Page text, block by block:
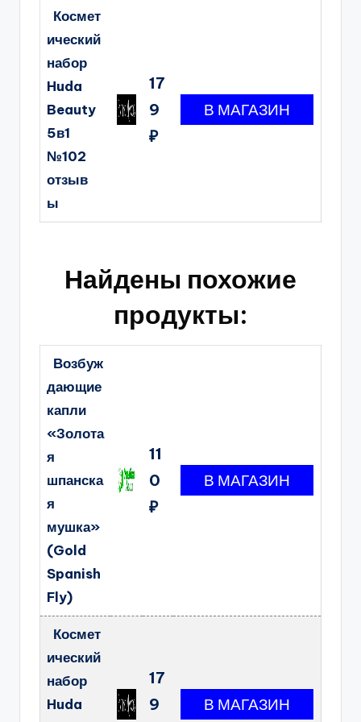
Космет
ический
набор
Huda
Beauty
5в1
№102
отзыв
ы
17
9
₽
Найдены похожие
продукты:
Возбуж
дающие
капли
«Золота
я
шпанска
я
мушка»
(Gold
Spanish
Fly)
11
0
₽
Космет
ический
набор
Huda
17
9